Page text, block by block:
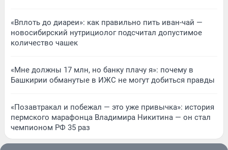
«Вплоть до диареи»: как правильно пить иван-чай —
новосибирский нутрициолог подсчитал допустимое
количество чашек
«Мне должны 17 млн, но банку плачу я»: почему в
Башкирии обманутые в ИЖС не могут добиться правды
«Позавтракал и побежал — это уже привычка»: история
пермского марафонца Владимира Никитина — он стал
чемпионом РФ 35 раз